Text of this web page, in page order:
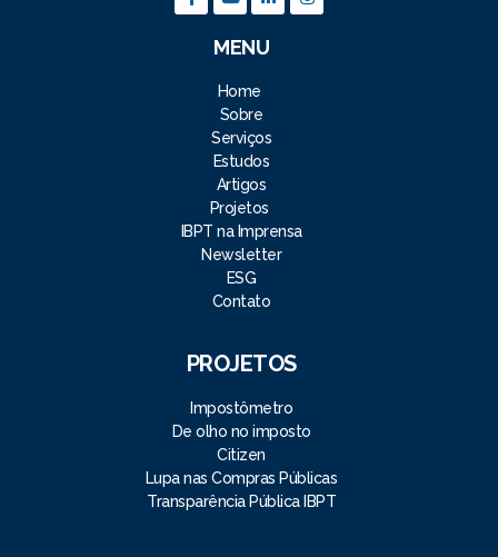
MENU
Home
Sobre
Serviços
Estudos
Artigos
Projetos
IBPT na Imprensa
Newsletter
ESG
Contato
PROJETOS
Impostômetro
De olho no imposto
Citizen
Lupa nas Compras Públicas
Transparência Pública IBPT